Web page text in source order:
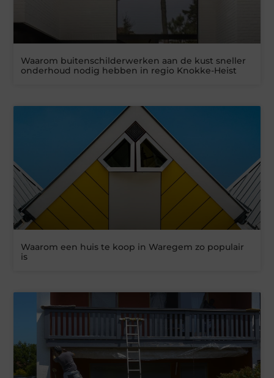
Waarom buitenschilderwerken aan de kust sneller
onderhoud nodig hebben in regio Knokke-Heist
Waarom een huis te koop in Waregem zo populair
is